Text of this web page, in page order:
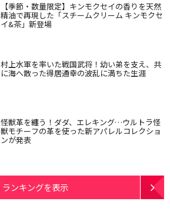
【季節・数量限定】キンモクセイの香りを天然
精油で再現した「スチームクリーム キンモクセ
イ&茶」新登場
村上水軍を率いた戦国武将！幼い弟を支え、共
に海へ散った得居通幸の波乱に満ちた生涯
怪獣革を纏う！ダダ、エレキング…ウルトラ怪
獣モチーフの革を使った新アパレルコレクショ
ンが発表
ランキングを表示